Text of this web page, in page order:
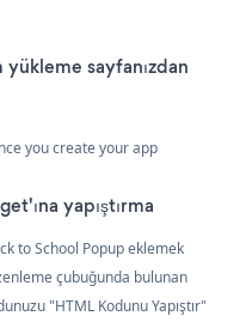
sayfanızdan
you create your app
yapıştırma
to School Popup eklemek
çubuğunda bulunan
"HTML Kodunu Yapıştır"